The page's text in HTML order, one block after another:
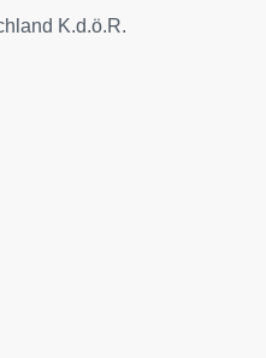
K.d.ö.R.